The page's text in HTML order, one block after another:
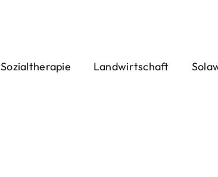
Sozialtherapie Landwirtschaft